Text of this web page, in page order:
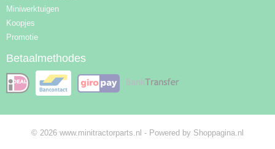
Miniwerktuigen
Koopjes
Promotie
Betaalmethodes
© 2026 www.minitractorparts.nl - Powered by Shoppagina.nl